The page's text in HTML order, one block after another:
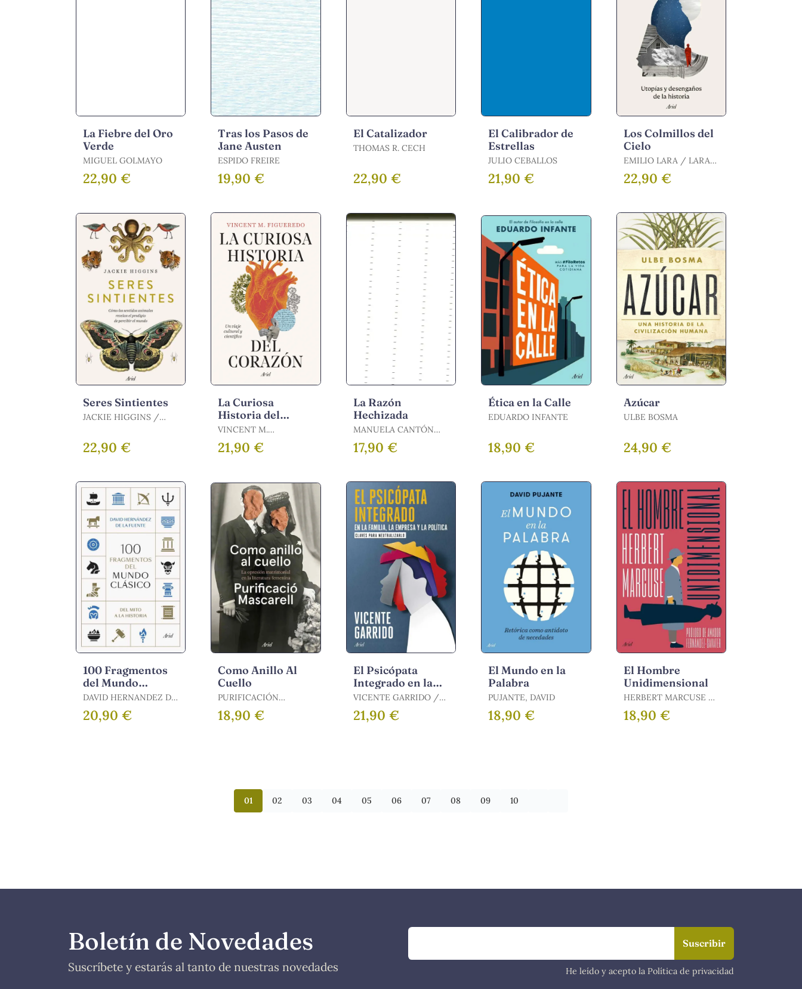
La Fiebre del Oro
Verde
MIGUEL GOLMAYO
22,90 €
Tras los Pasos de
Jane Austen
ESPIDO FREIRE
19,90 €
El Catalizador
THOMAS R. CECH
22,90 €
El Calibrador de
Estrellas
JULIO CEBALLOS
21,90 €
Los Colmillos del
Cielo
EMILIO LARA / LARA
EMILIO
22,90 €
Seres Sintientes
JACKIE HIGGINS /
22,90 €
La Curiosa
Historia del
Corazón
VINCENT M.
FIGUEREDO
21,90 €
La Razón
Hechizada
MANUELA CANTÓN
DELGADO / CANTÓN
DELGADO, MANUELA
17,90 €
Ética en la Calle
EDUARDO INFANTE
18,90 €
Azúcar
ULBE BOSMA
24,90 €
100 Fragmentos
del Mundo
Clásico
DAVID HERNANDEZ DE
HERNÁNDEZ DE LA
20,90 €
Como Anillo Al
Cuello
PURIFICACIÓN
MASCARELL,
18,90 €
El Psicópata
Integrado en la
Familia, la
Empresa y la
Política
VICENTE GARRIDO /
21,90 €
El Mundo en la
Palabra
PUJANTE, DAVID
18,90 €
El Hombre
Unidimensional
HERBERT MARCUSE /
18,90 €
01 02 03 04 05 06 07 08 09 10
Boletín de Novedades
Suscríbete y estarás al tanto de nuestras novedades He leído y acepto la Política de privacidad